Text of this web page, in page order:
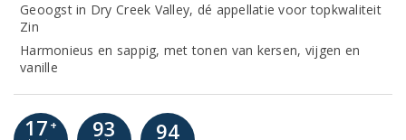
Geoogst in Dry Creek Valley, dé appellatie voor topkwaliteit
Zin
Harmonieus en sappig, met tonen van kersen, vijgen en
vanille
17 + 93 94